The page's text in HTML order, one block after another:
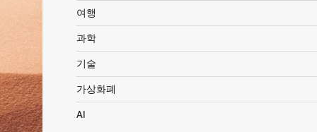
여행
과학
기술
가상화폐
AI